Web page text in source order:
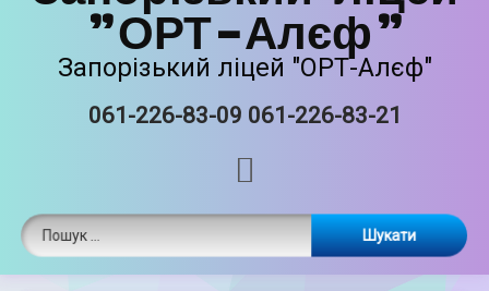
Безпечне освітнє середовище
Освітня діяльність
Виховна робота
Єврейські національні традиції
Матеріально-технічне забазпечення
ORT STEAM
"ОРТ-Алєф"
Запорізький ліцей "ОРТ-Алєф"
061-226-83-09 061-226-83-21
Пошук: